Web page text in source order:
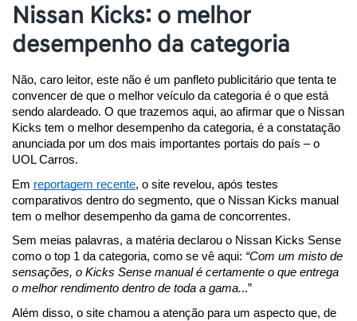
Nissan Kicks: o melhor
desempenho da categoria
Não, caro leitor, este não é um panfleto publicitário que tenta te
convencer de que o melhor veículo da categoria é o que está
sendo alardeado. O que trazemos aqui, ao afirmar que o Nissan
Kicks tem o melhor desempenho da categoria, é a constatação
anunciada por um dos mais importantes portais do país – o
UOL Carros.
Em reportagem recente, o site revelou, após testes
comparativos dentro do segmento, que o Nissan Kicks manual
tem o melhor desempenho da gama de concorrentes.
Sem meias palavras, a matéria declarou o Nissan Kicks Sense
como o top 1 da categoria, como se vê aqui: “Com um misto de
sensações, o Kicks Sense manual é certamente o que entrega
o melhor rendimento dentro de toda a gama...”
Além disso, o site chamou a atenção para um aspecto que, de